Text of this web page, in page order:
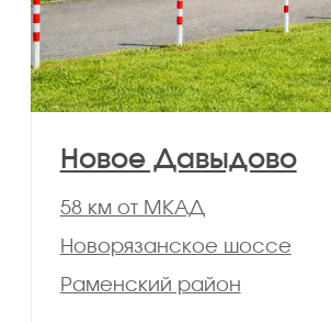
Водопровод
Центральный
Шлагбаум+видео
Детские площадки
Есть в поселках
Дороги
Качественное покрытие
Есть в поселках
Интернет
Высокоскоростной